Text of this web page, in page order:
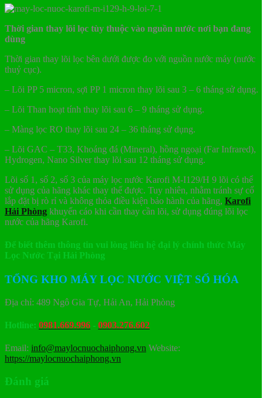
Thời gian thay lõi lọc tùy thuộc vào nguồn nước nơi bạn đang
dùng
Thời gian thay lõi lọc bên dưới được đo với nguồn nước máy (nước
thuỷ cục).
– Lõi PP 5 micron, sợi PP 1 micron thay lõi sau 3 – 6 tháng sử dụng.
– Lõi Than hoạt tính thay lõi sau 6 – 9 tháng sử dụng.
– Màng lọc RO thay lõi sau 24 – 36 tháng sử dụng.
– Lõi GAC – T33, Khoáng đá (Mineral), hồng ngoại (Far Infrared),
Hydrogen, Nano Silver thay lõi sau 12 tháng sử dụng.
Lõi số 1, số 2, số 3 của máy lọc nước Karofi M-I129/H 9 lõi có thể
sử dụng của hãng khác thay thế được. Tuy nhiên, nhằm tránh sự cố
lắp đặt bị rò rỉ và không thỏa điều kiện bảo hành của hãng, Karofi
Hải Phòng khuyến cáo khi cần thay cần lõi, sử dụng đúng lõi lọc
nước của hãng Karofi.
Để biết thêm thông tin vui lòng liên hệ đại lý chính thức Máy
Lọc Nước Tại Hải Phòng
TỔNG KHO MÁY LỌC NƯỚC VIỆT SỐ HÓA
Địa chỉ: 489 Ngô Gia Tự, Hải An, Hải Phòng
Hotline: 0981.669.996 - 0903.276.602
Email: info@maylocnuochaiphong.vn Website:
https://maylocnuochaiphong.vn
Đánh giá